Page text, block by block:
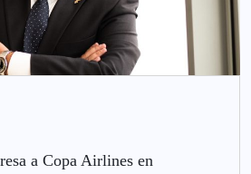
a Copa Airlines en